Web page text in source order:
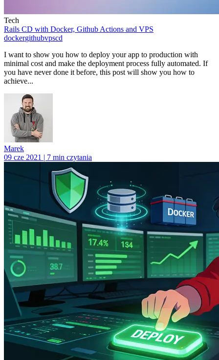
Tech
Rails CD with Docker, Github Actions and VPS
dockergithubvpscd
I want to show you how to deploy your app to production with
minimal cost and make the deployment process fully automated. If
you have never done it before, this post will show you how to
achieve...
Marek
09 cze 2021 | 7 min czytania